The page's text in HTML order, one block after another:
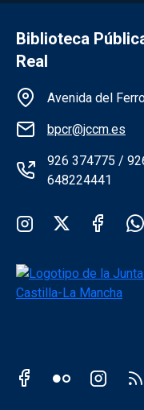
Biblioteca
Real
Información
Avenida del
bpcr@jccm.es
926 374775 /
648224441
Redes sociales
Redes sociales